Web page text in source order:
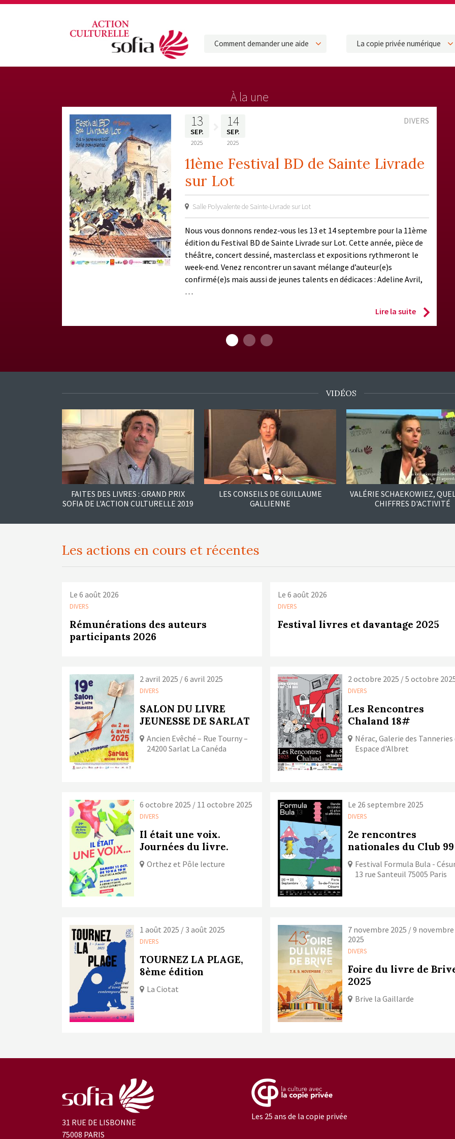
Comment demander une aide La copie privée numérique
À la une
13
SEP.
2025
14
SEP.
2025
DIVERS
11ème Festival BD de Sainte Livrade
sur Lot
Salle Polyvalente de Sainte-Livrade sur Lot
Nous vous donnons rendez-vous les 13 et 14 septembre pour la 11ème
édition du Festival BD de Sainte Livrade sur Lot. Cette année, pièce de
théâtre, concert dessiné, masterclass et expositions rythmeront le
week-end. Venez rencontrer un savant mélange d’auteur(e)s
confirmé(e)s mais aussi de jeunes talents en dédicaces : Adeline Avril,
…
Lire la suite
VIDÉOS
FAITES DES LIVRES : GRAND PRIX
SOFIA DE L'ACTION CULTURELLE 2019
LES CONSEILS DE GUILLAUME
GALLIENNE
VALÉRIE SCHAEKOWIEZ,
CHIFFRES D'ACTIVITÉ
Les actions en cours et récentes
Le 6 août 2026
DIVERS
Rémunérations des auteurs
participants 2026
Le 6 août 2026
DIVERS
Festival livres et davantage 2025
2 avril 2025 / 6 avril 2025
DIVERS
SALON DU LIVRE
JEUNESSE DE SARLAT
Ancien Evêché – Rue Tourny –
24200 Sarlat La Canéda
2 octobre 2025 / 5 octobre
DIVERS
Les Rencontres
Chaland 18#
Nérac, Galerie des
Espace d'Albret
6 octobre 2025 / 11 octobre 2025
DIVERS
Il était une voix.
Journées du livre.
Orthez et Pôle lecture
Le 26 septembre 2025
DIVERS
2e rencontres
nationales du Club 99
Festival Formula Bula -
13 rue Santeuil 75005 Paris
1 août 2025 / 3 août 2025
DIVERS
TOURNEZ LA PLAGE,
8ème édition
La Ciotat
7 novembre 2025 / 9 novembre
2025
DIVERS
Foire du livre de
2025
Brive la Gaillarde
31 RUE DE LISBONNE
75008 PARIS
Les 25 ans de la copie privée